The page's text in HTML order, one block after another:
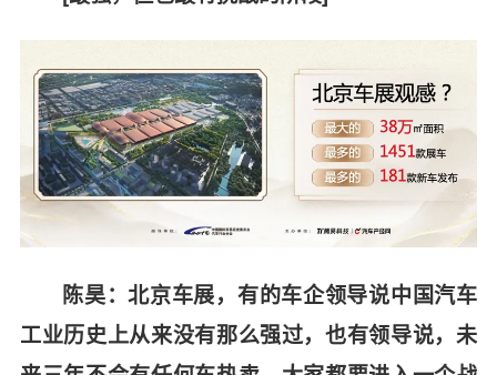
陈昊：北京车展，有的车企领导说中国汽车
工业历史上从来没有那么强过，也有领导说，未